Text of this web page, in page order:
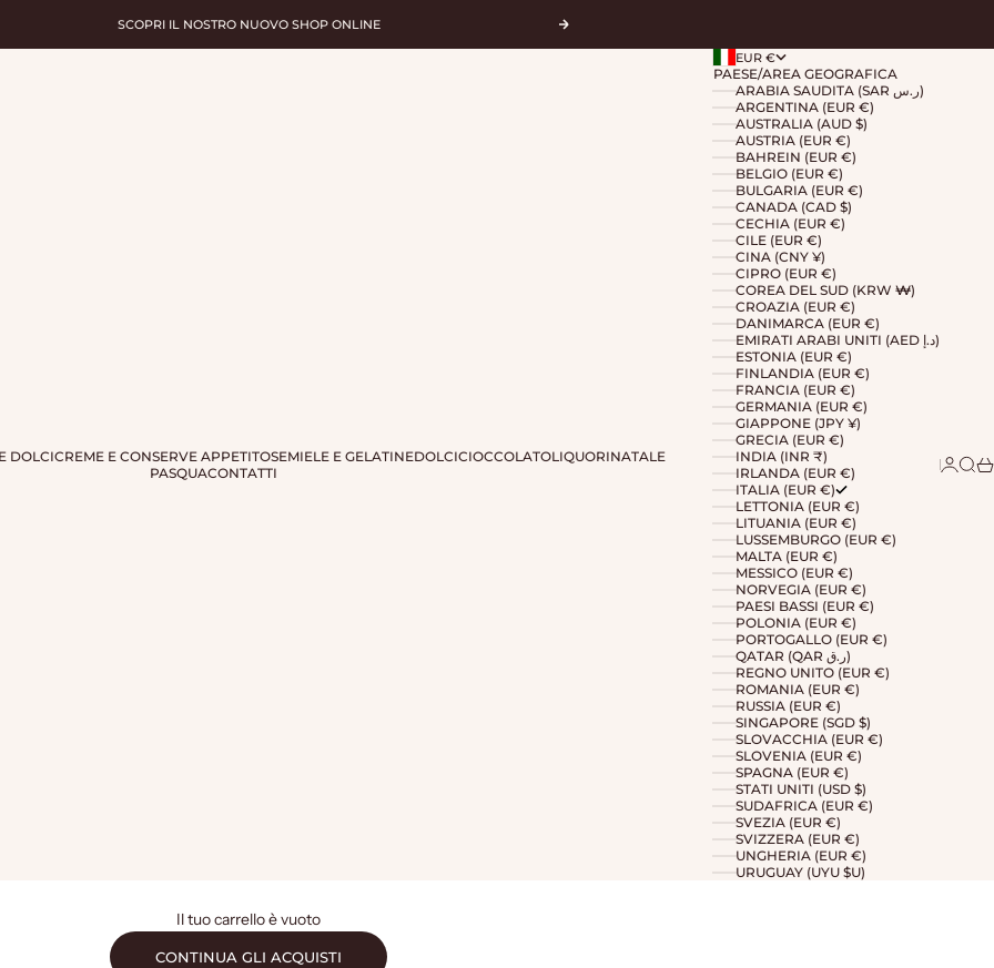
SCOPRI IL NOSTRO NUOVO SHOP ONLINE Successivo
DOLCICREME E CONSERVE APPETITOSEMIELE E GELATINEDOLCICIOCCOLATOLIQUORINATALE
PASQUACONTATTI
EUR €
PAESE/AREA GEOGRAFICA
ARABIA SAUDITA (SAR ر.س)
ARGENTINA (EUR €)
AUSTRALIA (AUD $)
AUSTRIA (EUR €)
BAHREIN (EUR €)
BELGIO (EUR €)
BULGARIA (EUR €)
CANADA (CAD $)
CECHIA (EUR €)
CILE (EUR €)
CINA (CNY ¥)
CIPRO (EUR €)
COREA DEL SUD (KRW ₩)
CROAZIA (EUR €)
DANIMARCA (EUR €)
EMIRATI ARABI UNITI (AED د.إ)
ESTONIA (EUR €)
FINLANDIA (EUR €)
FRANCIA (EUR €)
GERMANIA (EUR €)
GIAPPONE (JPY ¥)
GRECIA (EUR €)
INDIA (INR ₹)
IRLANDA (EUR €)
ITALIA (EUR €)
LETTONIA (EUR €)
LITUANIA (EUR €)
LUSSEMBURGO (EUR €)
MALTA (EUR €)
MESSICO (EUR €)
NORVEGIA (EUR €)
PAESI BASSI (EUR €)
POLONIA (EUR €)
PORTOGALLO (EUR €)
QATAR (QAR ر.ق)
REGNO UNITO (EUR €)
ROMANIA (EUR €)
RUSSIA (EUR €)
SINGAPORE (SGD $)
SLOVACCHIA (EUR €)
SLOVENIA (EUR €)
SPAGNA (EUR €)
STATI UNITI (USD $)
SUDAFRICA (EUR €)
SVEZIA (EUR €)
SVIZZERA (EUR €)
UNGHERIA (EUR €)
URUGUAY (UYU $U)
Accedi
Il tuo carrello è vuoto
CONTINUA GLI ACQUISTI